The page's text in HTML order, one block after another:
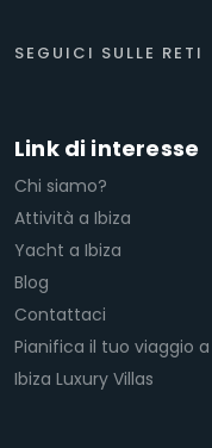
SEGUICI SULLE RETI
Link di interesse
Chi siamo?
Attività a Ibiza
Yacht a Ibiza
Blog
Contattaci
Pianifica il tuo viaggio a
Ibiza Luxury Villas